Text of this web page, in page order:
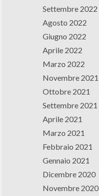
Settembre 2022
Agosto 2022
Giugno 2022
Aprile 2022
Marzo 2022
Novembre 2021
Ottobre 2021
Settembre 2021
Aprile 2021
Marzo 2021
Febbraio 2021
Gennaio 2021
Dicembre 2020
Novembre 2020